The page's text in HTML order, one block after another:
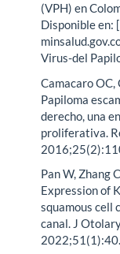
(VPH) en
Disponible
Virus-del
Camacaro OC,
Papiloma
derecho, una
proliferativa.
Pan W, Zhang
Expression of
squamous cell
canal. J